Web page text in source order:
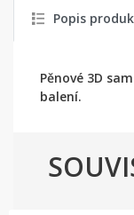
Popis
Pěnové 3D
balení.